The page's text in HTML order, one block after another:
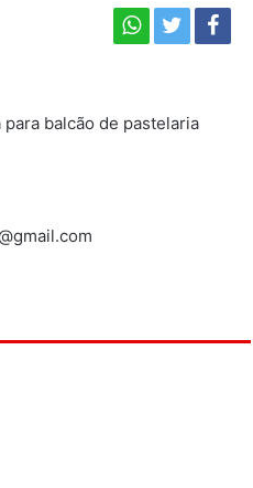
balcão de pastelaria